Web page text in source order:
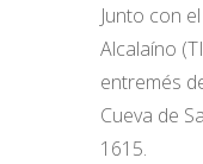
Junto con
Alcalaíno
entremés
Cueva de
1615.